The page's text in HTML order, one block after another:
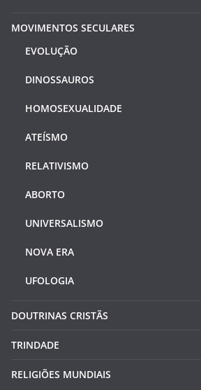
MOVIMENTOS SECULARES
EVOLUÇÃO
DINOSSAUROS
HOMOSEXUALIDADE
ATEÍSMO
RELATIVISMO
ABORTO
UNIVERSALISMO
NOVA ERA
UFOLOGIA
DOUTRINAS CRISTÃS
TRINDADE
RELIGIÕES MUNDIAIS